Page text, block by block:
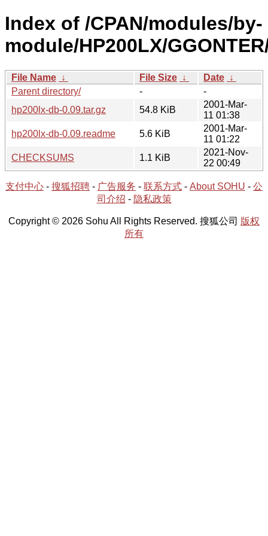
Index of /CPAN/modules/by-
module/HP200LX/
File Name ↓ File Size ↓ Date ↓
Parent directory/
-
-
hp200lx-db-0.09.tar.gz
54.8 KiB
2001-Mar-
11 01:38
hp200lx-db-0.09.readme
5.6 KiB
2001-Mar-
11 01:22
CHECKSUMS
1.1 KiB
2021-Nov-
22 00:49
支付中心 - 搜狐招聘 - 广告服务 - 联系方式 - About SOHU - 公
司介绍 - 隐私政策
Copyright © 2026 Sohu All Rights Reserved. 搜狐公司 版权
所有